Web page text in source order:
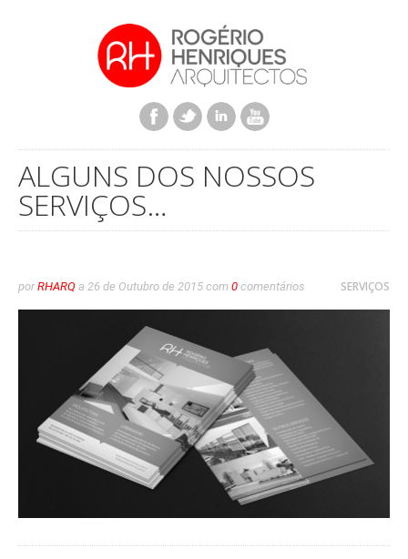
ALGUNS DOS NOSSOS
SERVIÇOS…
porRHARQ a 26 de Outubro de 2015 com 0 comentários SERVIÇOS